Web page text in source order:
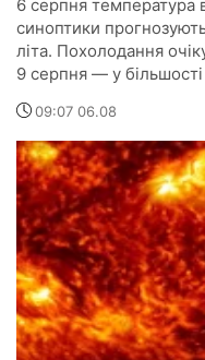
6 серпня температура
синоптики
літа. Похолодання
9 серпня — у
09:07 06.08